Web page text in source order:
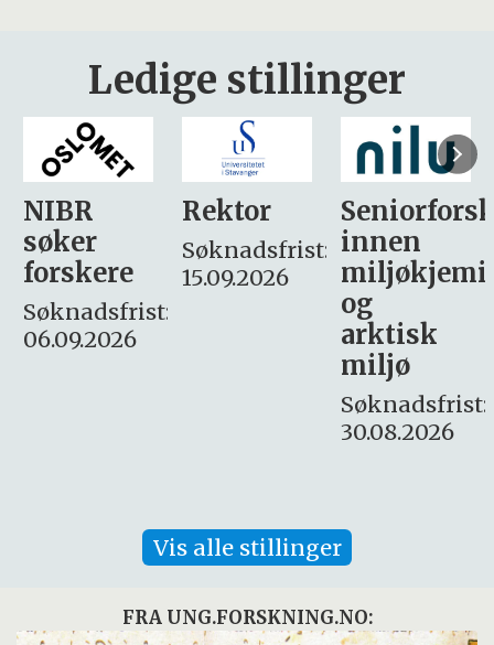
Ledige stillinger
Rektor
Søknadsfrist:
15.09.2026
Seniorforsker
innen
miljøkjemi
søker
– fast
Søknadsfrist:
16. august.
Vis alle stillinger
FRA UNG.FORSKNING.NO: